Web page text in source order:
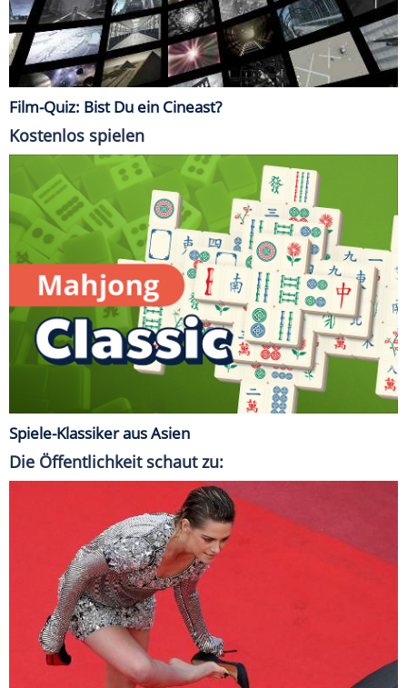
Film-Quiz: Bist Du ein Cineast?
Kostenlos spielen
Spiele-Klassiker aus Asien
Die Öffentlichkeit schaut zu: